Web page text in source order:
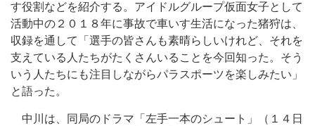
す役割などを紹介する。アイドルグループ仮面女子として
活動中の２０１８年に事故で車いす生活になった猪狩は、
収録を通して「選手の皆さんも素晴らしいけれど、それを
支えている人たちがたくさんいることを今回知った。そう
いう人たちにも注目しながらパラスポーツを楽しみたい」
と語った。
中川は、同局のドラマ「左手一本のシュート」（１４日